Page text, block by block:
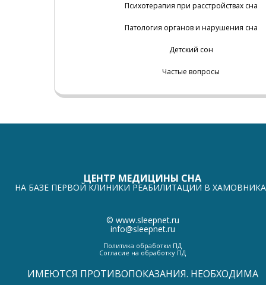
Психотерапия при расстройствах сна
Патология органов и нарушения сна
Детский сон
Частые вопросы
ЦЕНТР МЕДИЦИНЫ СНА
НА БАЗЕ ПЕРВОЙ КЛИНИКИ РЕАБИЛИТАЦИИ В
© www.sleepnet.ru
info@sleepnet.ru
Политика обработки ПД
Согласие на обработку ПД
ИМЕЮТСЯ ПРОТИВОПОКАЗАНИЯ. НЕОБХОДИМА